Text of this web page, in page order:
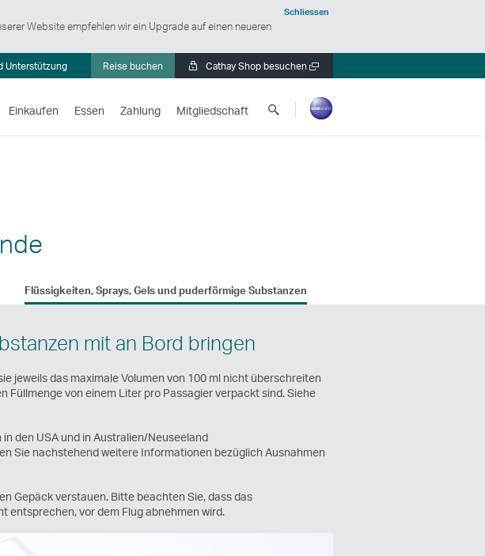
Schliessen
Website empfehlen wir ein Upgrade auf einen neueren
Unterstützung Reise buchen Cathay Shop besuchen
Neues
Einkaufen Essen Zahlung Mitgliedschaft
Pacific
Flüssigkeiten, Sprays, Gels und puderförmige Substanzen
mit an Bord bringen
jeweils das maximale Volumen von 100 ml nicht überschreiten
von einem Liter pro Passagier verpackt sind. Siehe
den USA und in Australien/Neuseeland
Sie nachstehend weitere Informationen bezüglich Ausnahmen
Gepäck verstauen. Bitte beachten Sie, dass das
entsprechen, vor dem Flug abnehmen wird.